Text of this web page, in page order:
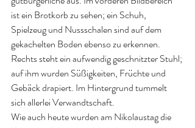
ist ein Brotkorb zu sehen; ein Schuh,
Spielzeug und Nussschalen sind auf dem
gekachelten Boden ebenso zu erkennen.
Rechts steht ein aufwendig geschnitzter Stuhl;
auf ihm wurden Süßigkeiten, Früchte und
Gebäck drapiert. Im Hintergrund tummelt
sich allerlei Verwandtschaft.
Wie auch heute wurden am Nikolaustag die